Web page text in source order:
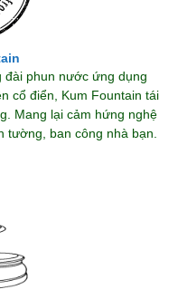
đài phun nước ứng dụng
cổ điển, Kum Fountain tái
Mang lại cảm hứng nghệ
tường, ban công nhà bạn.